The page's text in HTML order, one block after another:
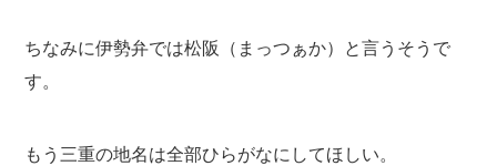
ちなみに伊勢弁では松阪（まっつぁか）と言うそうで
す。
もう三重の地名は全部ひらがなにしてほしい。